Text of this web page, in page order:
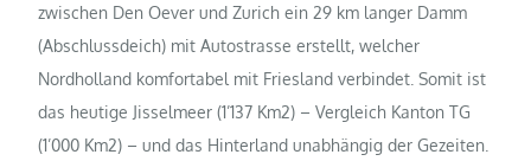
zwischen Den Oever und Zurich ein 29 km langer Damm
(Abschlussdeich) mit Autostrasse erstellt, welcher
Nordholland komfortabel mit Friesland verbindet. Somit ist
das heutige Jisselmeer (1’137 Km2) – Vergleich Kanton TG
(1’000 Km2) – und das Hinterland unabhängig der Gezeiten.